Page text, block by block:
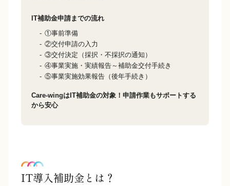
IT補助金申請までの流れ
①事前準備
②交付申請の入力
③交付決定（採択・不採択の通知）
④事業実施・実績報告～補助金交付手続き
⑤事業実施効果報告（後年手続き）
Care-wingはIT補助金の対象！申請作業もサポートする
から安心
IT導入補助金とは？